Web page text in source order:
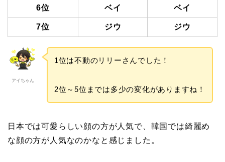
6位 ベイ ベイ
7位 ジウ ジウ
アイちゃん
1位は不動のリリーさんでした！
2位～5位までは多少の変化がありますね！
日本では可愛らしい顔の方が人気で、韓国では綺麗め
な顔の方が人気なのかなと感じました。